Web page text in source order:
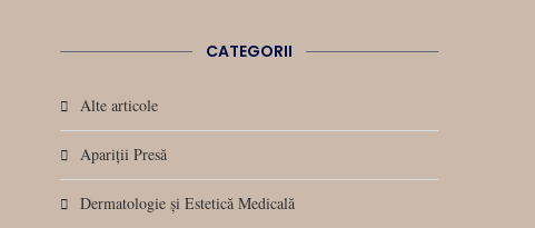
CATEGORII
Alte articole
Apariții Presă
Dermatologie și Estetică Medicală